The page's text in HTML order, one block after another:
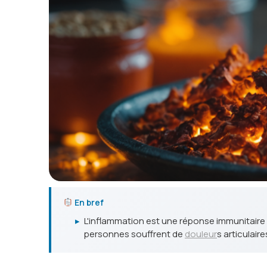
En bref
▸ L'inflammation est une réponse
personnes souffrent de douleurs